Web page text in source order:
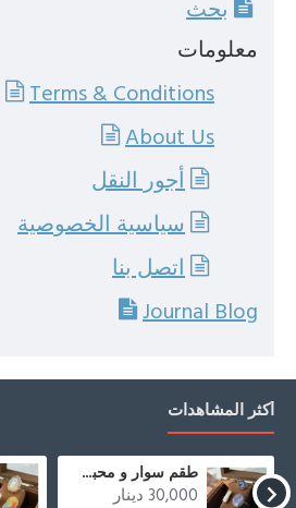
بحث
معلومات
Terms & Conditions
About Us
أجور النقل
سياسية الخصوصية
اتصل بنا
Journal Blog
أكثر المشاهدات
طقم سوار و محبس من حجر العقيق المطحون الازرق و صدف
30,000 دينار